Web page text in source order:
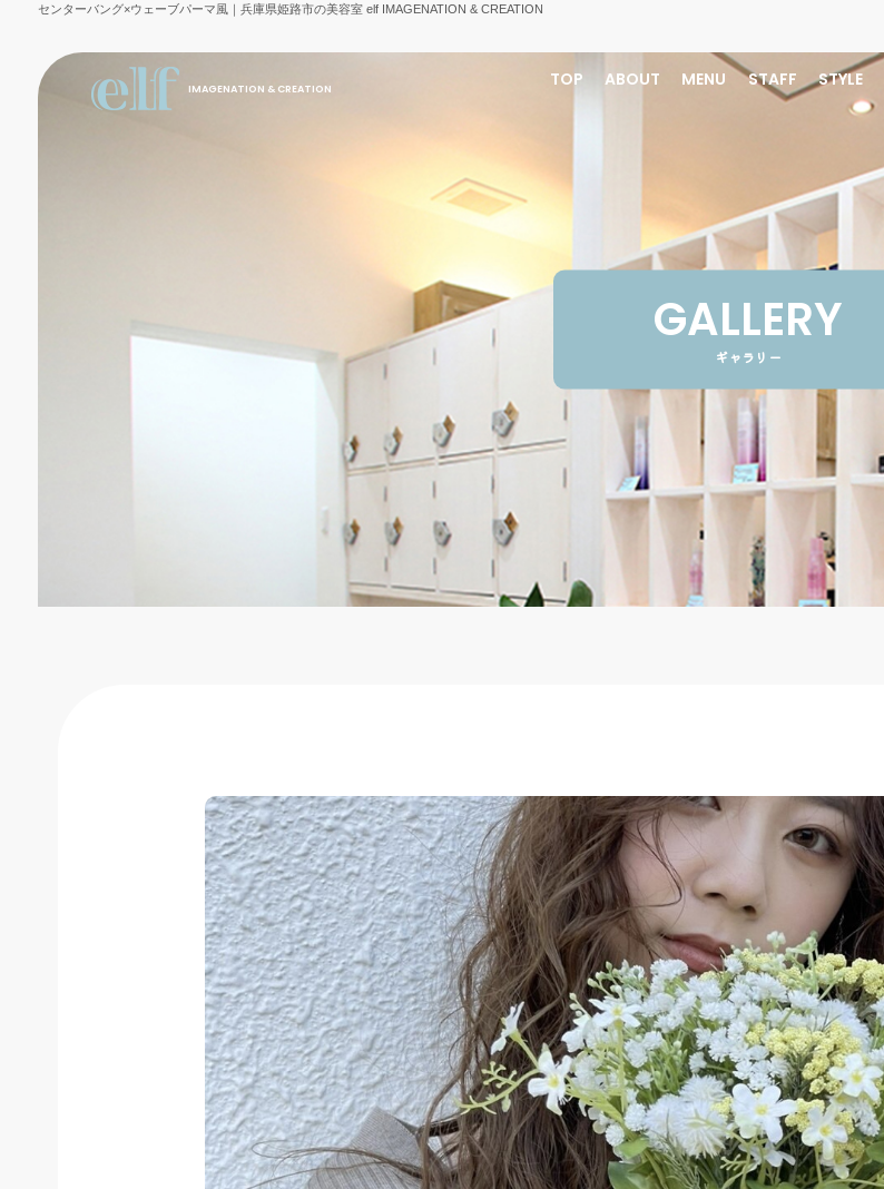
センターバング×ウェーブパーマ風｜兵庫県姫路市の美容室 elf IMAGENATION & CREATION
IMAGENATION & CREATION TOP ABOUT MENU STAFF STYLE
GALLERY
ギャラリー